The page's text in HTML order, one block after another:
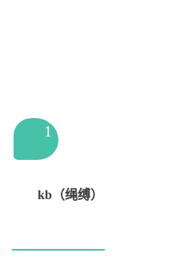
1
kb（绳缚）